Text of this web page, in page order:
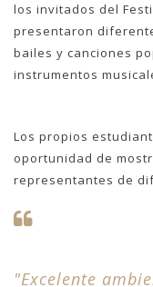
los invitados del
presentaron
bailes y canciones
instrumentos
Los propios
oportunidad de
representantes de
"Excelente